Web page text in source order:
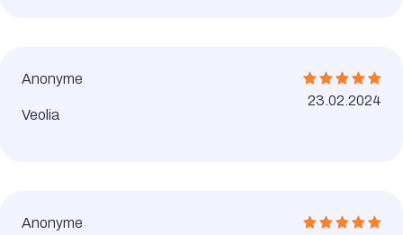
Anonyme
Veolia
23.02.2024
Anonyme